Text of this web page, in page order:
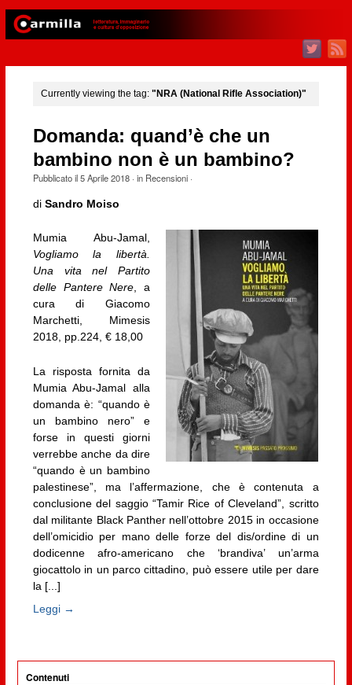
Currently viewing the tag: "NRA (National Rifle Association)"
Domanda: quand’è che un
bambino non è un bambino?
Pubblicato il5 Aprile 2018· in Recensioni·
di Sandro Moiso
Mumia Abu-Jamal,
Vogliamo la libertà.
Una vita nel Partito
delle Pantere Nere, a
cura di Giacomo
Marchetti, Mimesis
2018, pp.224, € 18,00
La risposta fornita da
Mumia Abu-Jamal alla
domanda è: “quando è
un bambino nero” e
forse in questi giorni
verrebbe anche da dire
“quando è un bambino
palestinese”, ma l’affermazione, che è contenuta a
conclusione del saggio “Tamir Rice of Cleveland”, scritto
dal militante Black Panther nell’ottobre 2015 in occasione
dell’omicidio per mano delle forze del dis/ordine di un
dodicenne afro-americano che ‘brandiva’ un’arma
giocattolo in un parco cittadino, può essere utile per dare
la [...]
Leggi →
Contenuti